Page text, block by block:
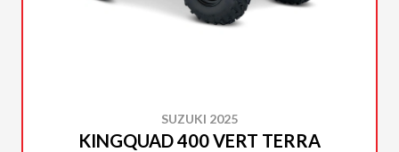
SUZUKI 2025
KINGQUAD 400 VERT TERRA